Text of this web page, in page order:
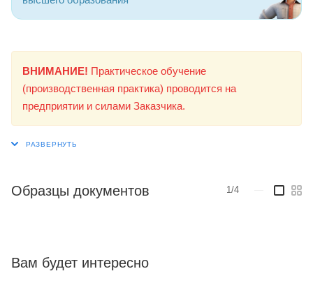
ВНИМАНИЕ! Практическое обучение
(производственная практика) проводится на
предприятии и силами Заказчика.
Образцы документов 1/4
Вам будет интересно